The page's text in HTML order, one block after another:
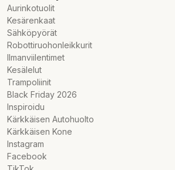
Aurinkotuolit
Kesärenkaat
Sähköpyörät
Robottiruohonleikkurit
Ilmanviilentimet
Kesälelut
Trampoliinit
Black Friday 2026
Inspiroidu
Kärkkäisen Autohuolto
Kärkkäisen Kone
Instagram
Facebook